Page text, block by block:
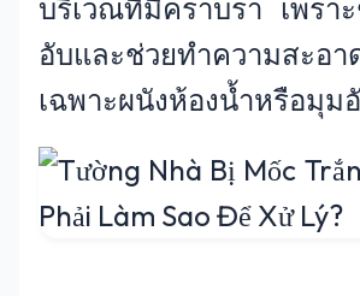
บริเวณที่มีคราบรา เพรา
อับและช่วยทำความสะอ
เฉพาะผนังห้องน้ำหรือมุม